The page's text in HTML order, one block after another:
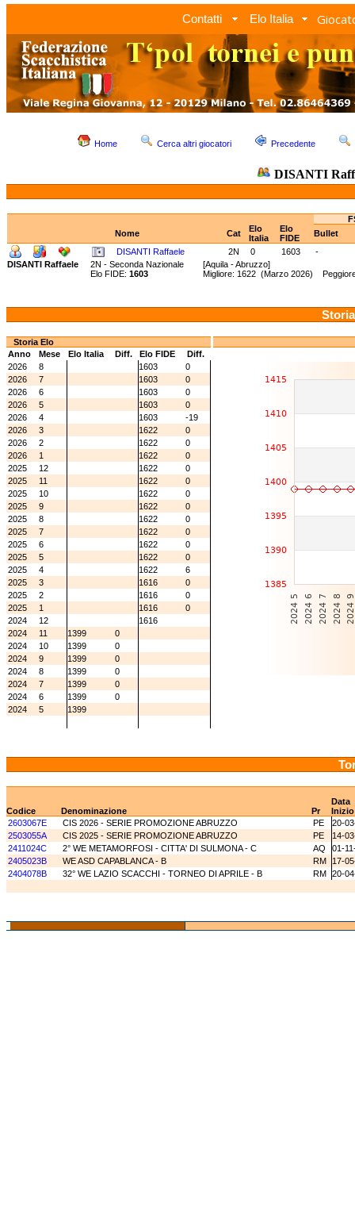
Contatti Elo Italia
Home Cerca altri giocatori Precedente
DISANTI
Nome
Cat
Elo
Italia
Elo
FIDE
Bullet
DISANTI Raffaele
2N 0 1603
-
DISANTI Raffaele
2N - Seconda Nazionale [Aquila - Abruzzo]
Elo FIDE: 1603 Migliore: 1622 (Marzo 2026)
Storia Elo
Anno
Mese Elo Italia Diff. Elo FIDE
Diff.
2026
8 1603
0
2026
7 1603
0
2026
6 1603
0
2026
5 1603
0
2026
4 1603
-19
2026
3 1622
0
2026
2 1622
0
2026
1 1622
0
2025
12 1622
0
2025
11 1622
0
2025
10 1622
0
2025
9 1622
0
2025
8 1622
0
2025
7 1622
0
2025
6 1622
0
2025
5 1622
0
2025
4 1622
6
2025
3 1616
0
2025
2 1616
0
2025
1 1616
0
2024
12
1616
2024
11 1399
0
2024
10 1399
0
2024
9 1399
0
2024
8 1399
0
2024
7 1399
0
2024
6 1399
0
2024
5 1399
Data
Codice
Denominazione Pr
Inizio
2603067E
CIS 2026 - SERIE PROMOZIONE ABRUZZO PE
20-
2503055A
CIS 2025 - SERIE PROMOZIONE ABRUZZO PE
14-
2411024C
2° WE METAMORFOSI - CITTA' DI SULMONA - C AQ
01-
2405023B
WE ASD CAPABLANCA - B RM
17-
2404078B
32° WE LAZIO SCACCHI - TORNEO DI APRILE - B RM 20-